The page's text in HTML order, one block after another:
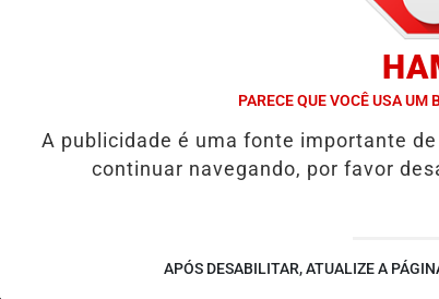
EDIÇÕES
WELTON LEMOS REÚNE LIDERANÇAS DE MAIS DE 70
PARECE QUE VOCÊ USA UM
A publicidade é uma fonte importante
continuar navegando, por favor
APÓS DESABILITAR, ATUALIZE A